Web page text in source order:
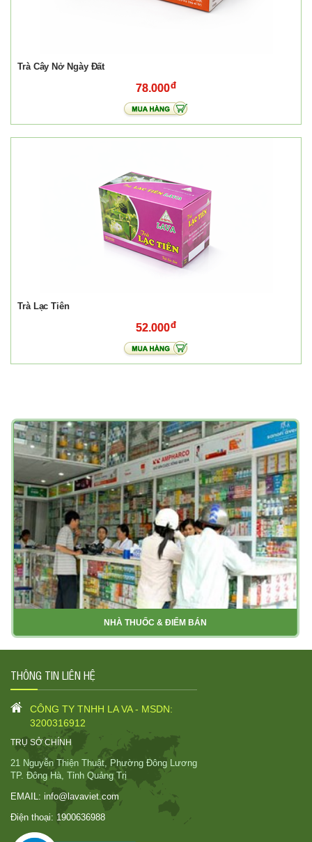
Trà Cây Nở Ngày Đất
78.000
Trà Lạc Tiên
52.000
NHÀ THUỐC & ĐIỂM BÁN
THÔNG TIN LIÊN HỆ
CÔNG TY TNHH LA VA - MSDN:
3200316912
TRỤ SỞ CHÍNH
21 Nguyễn Thiện Thuật, Phường Đông Lương
TP. Đông Hà, Tỉnh Quảng Trị
EMAIL: info@lavaviet.com
Điện thoại: 1900636988